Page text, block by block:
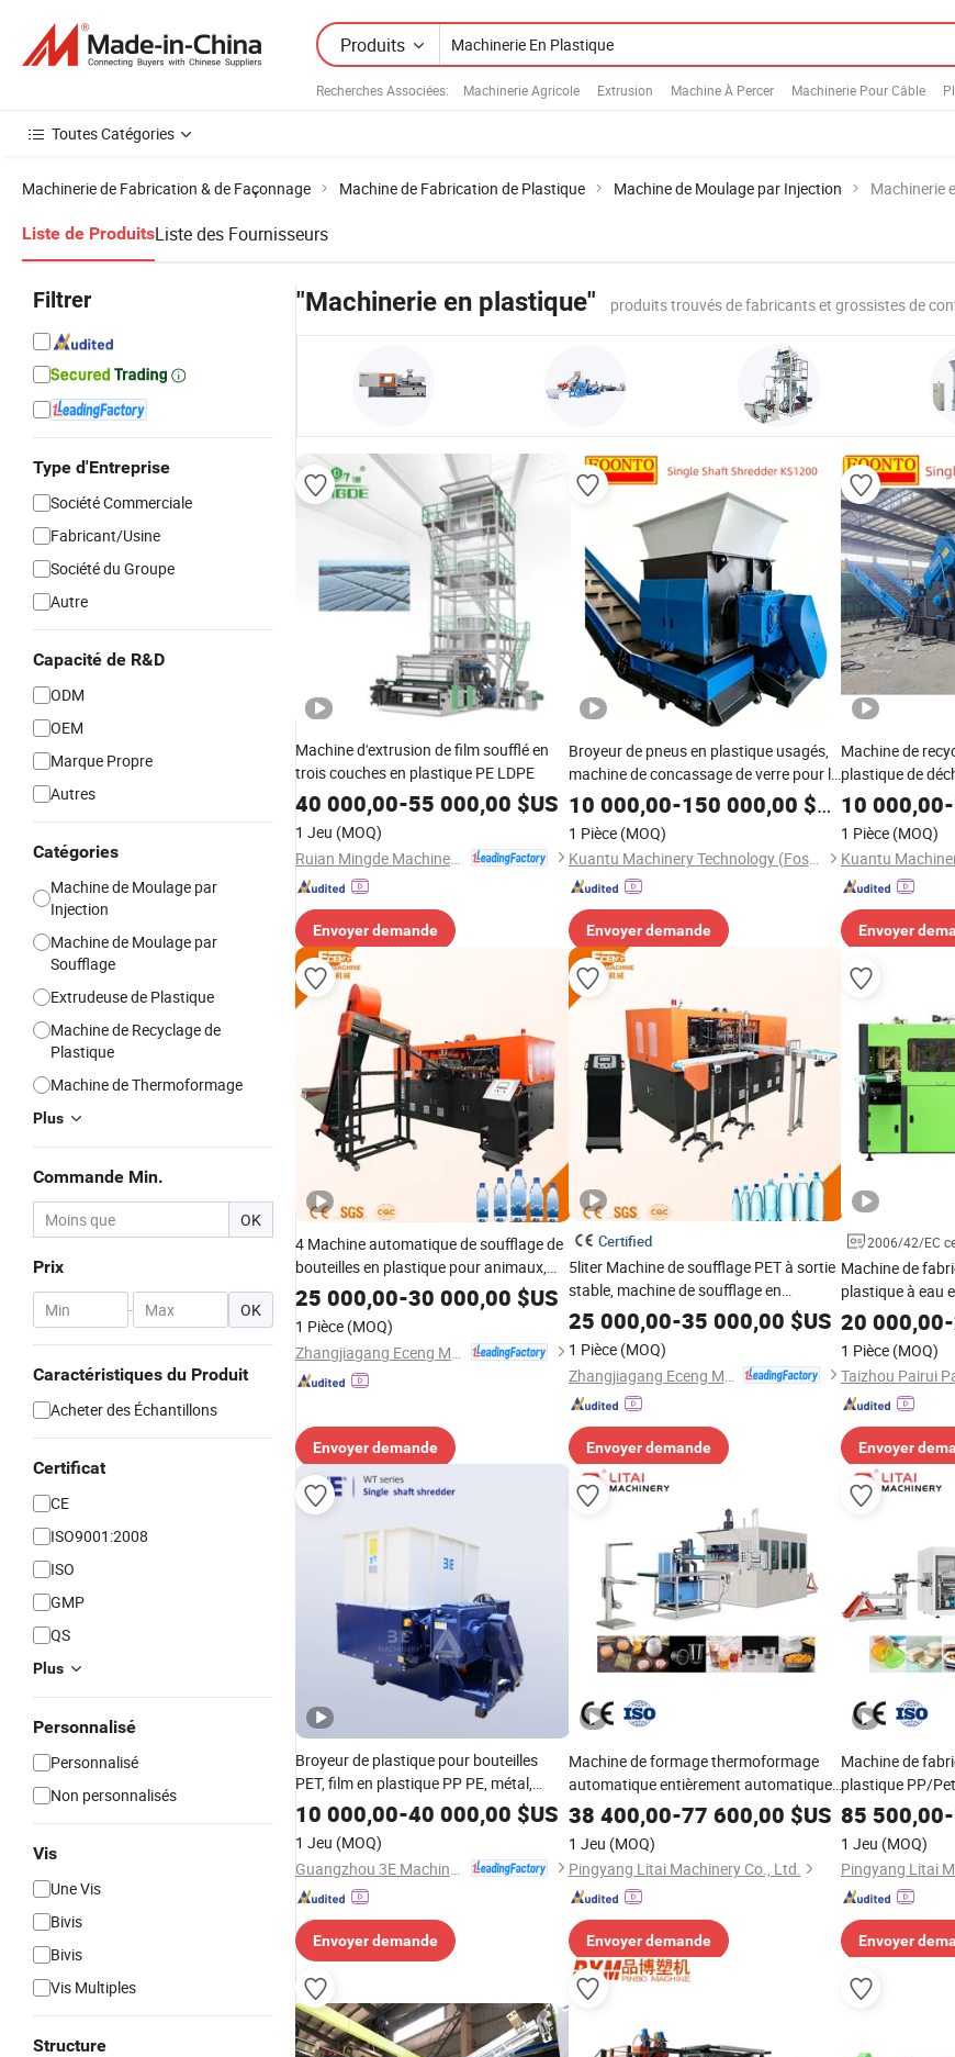
Produits
Recherches Associées: Machinerie Agricole Extrusion Machine À Percer Machinerie Pour Câble
Toutes Catégories
Machinerie de Fabrication & de Façonnage Machine de Fabrication de Plastique Machine de Moulage par Injection Machinerie
Liste de ProduitsListe des Fournisseurs
Filtrer
Type d'Entreprise
Société Commerciale
Fabricant/Usine
Société du Groupe
Autre
Capacité de R&D
ODM
OEM
Marque Propre
Autres
Catégories
Machine de Moulage par
Injection
Machine de Moulage par
Soufflage
Extrudeuse de Plastique
Machine de Recyclage de
Plastique
Machine de Thermoformage
Plus
Commande Min.
OK
Prix
- OK
Caractéristiques du Produit
Acheter des Échantillons
Certificat
CE
ISO9001:2008
ISO
GMP
QS
Plus
Personnalisé
Personnalisé
Non personnalisés
Vis
Une Vis
Bivis
Bivis
Vis Multiples
Structure
"Machinerie en plastique" produits trouvés de fabricants et grossistes de
Machine d'extrusion de film soufflé en
trois couches en plastique PE LDPE
40 000,00-55 000,00 $US
1 Jeu (MOQ)
Envoyer demande
Broyeur de pneus en plastique usagés,
machine de concassage de verre pour le
papier, le textile, le tissu, le recyclage de
déchets de pneus, de câbles en cuivre,
ligne de recyclage, machine de plastique,
machine de concassage
10 000,00-150 000,00 $US
1 Pièce (MOQ)
Kuantu Machinery Technology (Foshan) Co., Ltd
Envoyer demande
Machine de
plastique de
déchiqueteuse
cuivre, papier,
10 000,00-
1 Pièce (MOQ)
Envoyer
4 Machine automatique de soufflage de
bouteilles en plastique pour animaux,
prix de la machine de fabrication de
bouteilles, équipement de soufflage PET
pour la production de bouteilles en
plastique pour boissons
25 000,00-30 000,00 $US
1 Pièce (MOQ)
Envoyer demande
Certified
5liter Machine de soufflage PET à sortie
stable, machine de soufflage en
plastique, PLC HMI, machine de
soufflage de préformes PET pour ligne
de production de bouteilles d'eau
minérale et de jus 100ml-2L
25 000,00-35 000,00 $US
1 Pièce (MOQ)
Envoyer demande
2006/42/EC
Machine de
plastique à eau
automatique 2
PET à cavité
20 000,00-
1 Pièce (MOQ)
Envoyer
Broyeur de plastique pour bouteilles
PET, film en plastique PP PE, métal,
papier, bois, machine de recyclage,
broyeur à arbre unique, plante de
granulation
10 000,00-40 000,00 $US
1 Jeu (MOQ)
Envoyer demande
Machine de formage thermoformage
automatique entièrement automatique
pour gobelet en verre et couvercle en
plastique jetable en PP
38 400,00-77 600,00 $US
1 Jeu (MOQ)
Pingyang Litai Machinery Co., Ltd.
Envoyer demande
Machine de
plastique PP/
pour œufs,
à lunch, multi-
85 500,00-
1 Jeu (MOQ)
Pingyang Litai
Envoyer